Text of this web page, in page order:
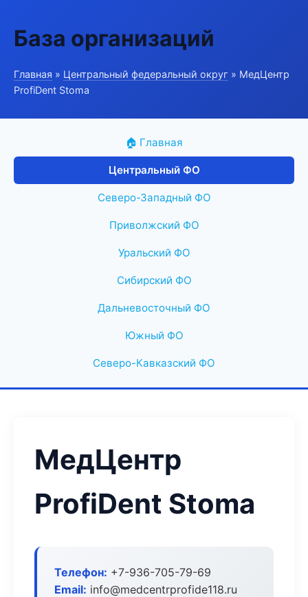
База организаций
Главная » Центральный федеральный округ » МедЦентр
ProfiDent Stoma
🏠 Главная
Центральный ФО
Северо-Западный ФО
Приволжский ФО
Уральский ФО
Сибирский ФО
Дальневосточный ФО
Южный ФО
Северо-Кавказский ФО
МедЦентр
ProfiDent Stoma
Телефон: +7-936-705-79-69
Email: info@medcentrprofide118.ru